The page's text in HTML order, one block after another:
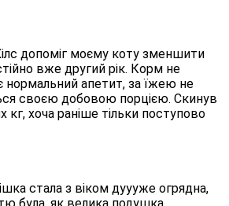
допоміг моєму коту зменшити
вже другий рік. Корм не
нормальний апетит, за їжею не
своєю добовою порцією. Скинув
кг, хоча раніше тільки поступово
стала з віком дуууже огрядна,